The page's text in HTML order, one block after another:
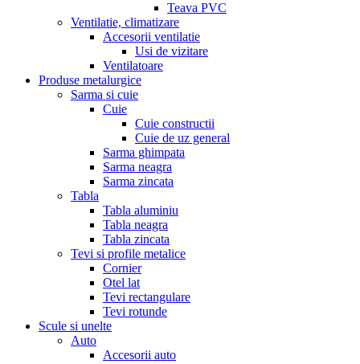
Teava PVC
Ventilatie, climatizare
Accesorii ventilatie
Usi de vizitare
Ventilatoare
Produse metalurgice
Sarma si cuie
Cuie
Cuie constructii
Cuie de uz general
Sarma ghimpata
Sarma neagra
Sarma zincata
Tabla
Tabla aluminiu
Tabla neagra
Tabla zincata
Tevi si profile metalice
Cornier
Otel lat
Tevi rectangulare
Tevi rotunde
Scule si unelte
Auto
Accesorii auto